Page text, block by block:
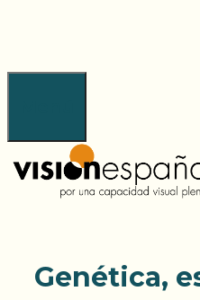
Genética,